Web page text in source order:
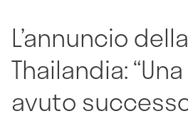
L’annuncio della
Thailandia:
avuto